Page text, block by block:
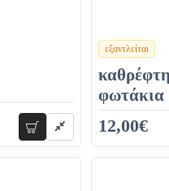
προσθήκη
εξαντλείται
χρώματα
φωτάκια
12,00€